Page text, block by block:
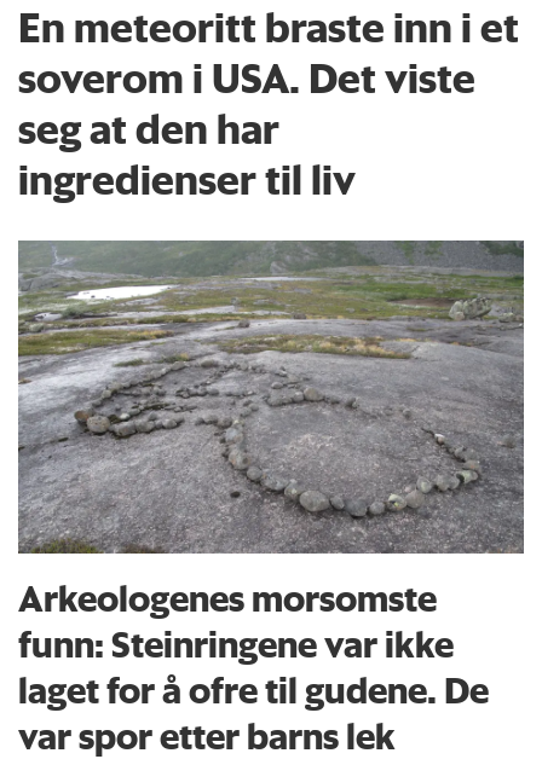
En meteoritt braste inn i et
soverom i USA. Det viste
seg at den har
ingredienser til liv
Arkeologenes morsomste
funn: Steinringene var ikke
laget for å ofre til gudene. De
var spor etter barns lek